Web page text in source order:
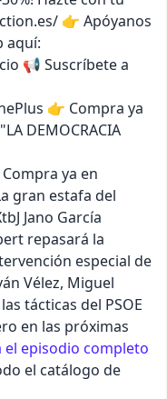
👉 Apóyanos
aquí:
📢 Suscríbete a
👉 Compra ya
DEMOCRACIA
ya en
gran estafa del
Jano García
repasará la
especial de
Vélez, Miguel
tácticas del PSOE
en las próximas
el episodio completo
el catálogo de